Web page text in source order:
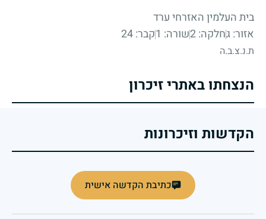
בית העלמין האזרחי ערד
אזור: גחלקה: 2 שורה: 1 קבר: 24
ת.נ.צ.ב.ה
הנצחתו באתרי זיכרון
הקדשות וזיכרונות
כתיבת הקדשה אישית